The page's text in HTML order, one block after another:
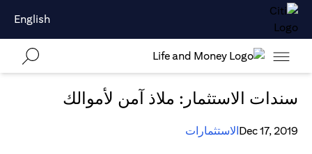
English
سندات الاستثمار: ملاذ آمن لأموالك
Dec 17, 2019الاستثمارات